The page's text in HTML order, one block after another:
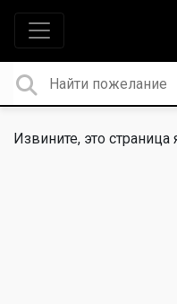
Извините, это страница